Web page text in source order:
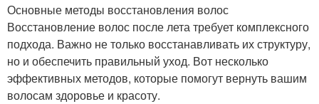
Основные методы восстановления волос
Восстановление волос после лета требует комплексного
подхода. Важно не только восстанавливать их структуру,
но и обеспечить правильный уход. Вот несколько
эффективных методов, которые помогут вернуть вашим
волосам здоровье и красоту.